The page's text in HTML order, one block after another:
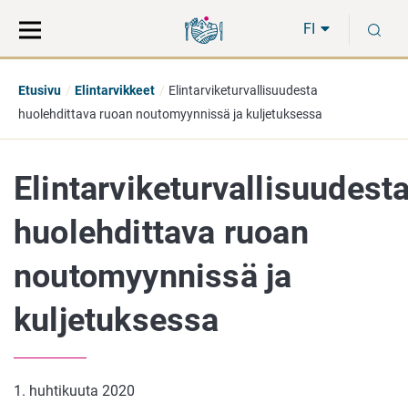
suoraan
sisältöön
koko
sivuston
FI
Etusivu Elintarvikkeet
Elintarviketurvallisuudesta
huolehdittava ruoan noutomyynnissä ja kuljetuksessa
huolehdittava ruoan
noutomyynnissä ja
kuljetuksessa
1. huhtikuuta 2020